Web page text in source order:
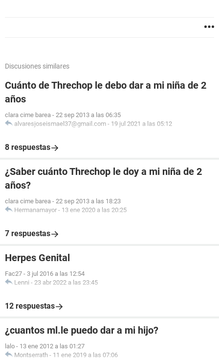
Discusiones similares
Cuánto de Threchop le debo dar a mi niña de 2
años
clara cime barea - 22 sep 2013 a las 06:35
alvaresjoseismael37@gmail.com - 19 jul 2021 a las 05:12
8 respuestas
¿Saber cuánto Threchop le doy a mi niña de 2
años?
clara cime barea - 22 sep 2013 a las 18:23
Hermanamayor - 13 ene 2020 a las 20:25
7 respuestas
Herpes Genital
Fac27 - 3 jul 2016 a las 12:54
Lenni - 23 abr 2022 a las 23:45
12 respuestas
¿cuantos ml.le puedo dar a mi hijo?
lalo - 13 ene 2012 a las 01:27
Montserrath - 11 ene 2019 a las 07:06